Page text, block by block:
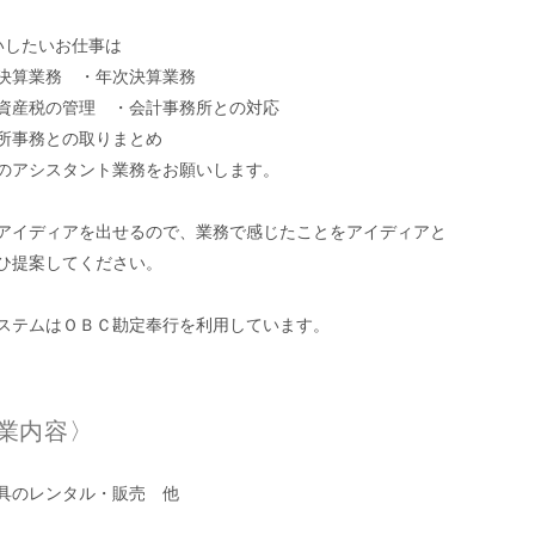
たいお仕事は
算業務 ・年次決算業務
産税の管理 ・会計事務所との対応
事務との取りまとめ
シスタント業務をお願いします。
イディアを出せるので、業務で感じたことをアイディアと
提案してください。
テムはＯＢＣ勘定奉行を利用しています。
内容〉
のレンタル・販売 他